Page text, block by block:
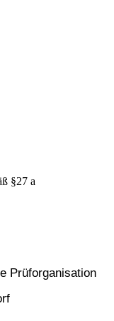
§27 a
Prüforganisation